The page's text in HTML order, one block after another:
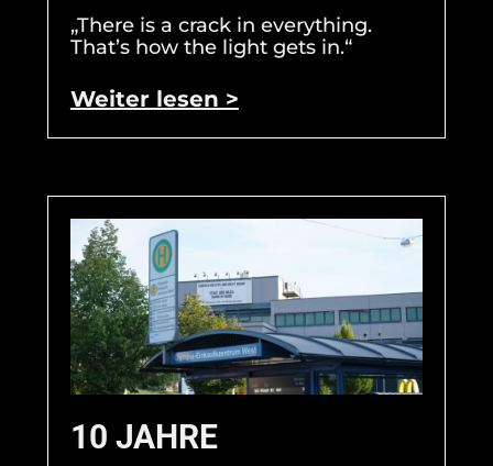
„There is a crack in everything.
That’s how the light gets in.“
Weiter lesen >
10 JAHRE